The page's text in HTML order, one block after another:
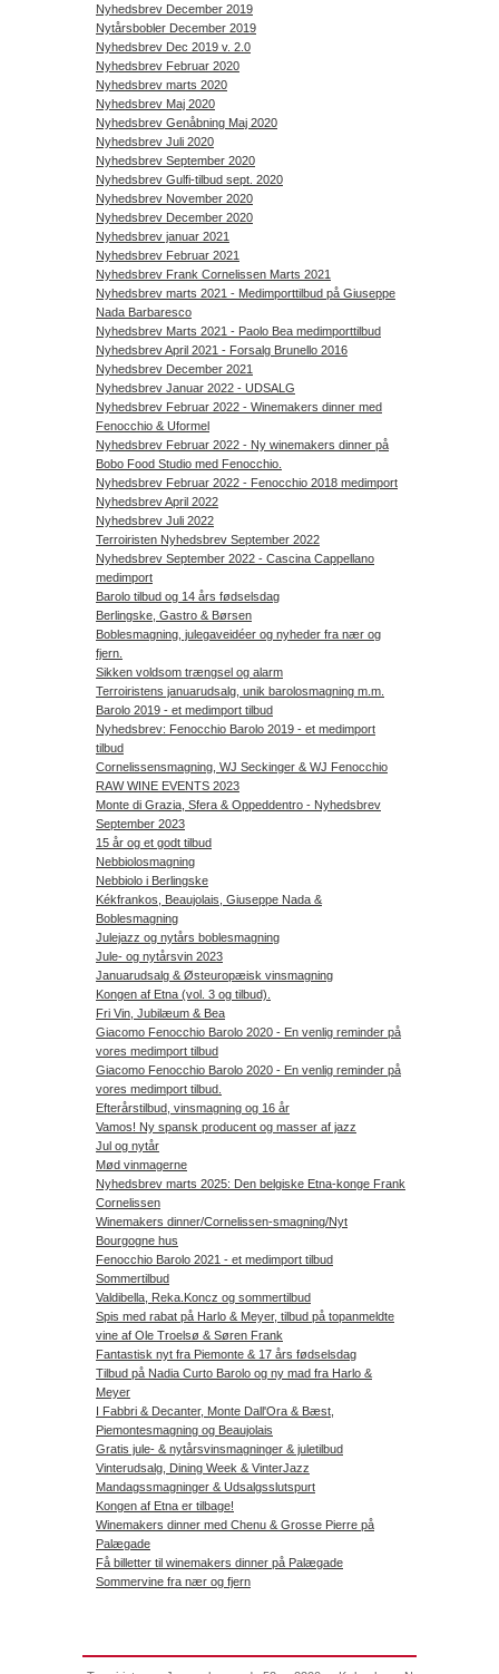
Nyhedsbrev December 2019
Nytårsbobler December 2019
Nyhedsbrev Dec 2019 v. 2.0
Nyhedsbrev Februar 2020
Nyhedsbrev marts 2020
Nyhedsbrev Maj 2020
Nyhedsbrev Genåbning Maj 2020
Nyhedsbrev Juli 2020
Nyhedsbrev September 2020
Nyhedsbrev Gulfi-tilbud sept. 2020
Nyhedsbrev November 2020
Nyhedsbrev December 2020
Nyhedsbrev januar 2021
Nyhedsbrev Februar 2021
Nyhedsbrev Frank Cornelissen Marts 2021
Nyhedsbrev marts 2021 - Medimporttilbud på Giuseppe
Nada Barbaresco
Nyhedsbrev Marts 2021 - Paolo Bea medimporttilbud
Nyhedsbrev April 2021 - Forsalg Brunello 2016
Nyhedsbrev December 2021
Nyhedsbrev Januar 2022 - UDSALG
Nyhedsbrev Februar 2022 - Winemakers dinner med
Fenocchio & Uformel
Nyhedsbrev Februar 2022 - Ny winemakers dinner på
Bobo Food Studio med Fenocchio.
Nyhedsbrev Februar 2022 - Fenocchio 2018 medimport
Nyhedsbrev April 2022
Nyhedsbrev Juli 2022
Terroiristen Nyhedsbrev September 2022
Nyhedsbrev September 2022 - Cascina Cappellano
medimport
Barolo tilbud og 14 års fødselsdag
Berlingske, Gastro & Børsen
Boblesmagning, julegaveidéer og nyheder fra nær og
fjern.
Sikken voldsom trængsel og alarm
Terroiristens januarudsalg, unik barolosmagning m.m.
Barolo 2019 - et medimport tilbud
Nyhedsbrev: Fenocchio Barolo 2019 - et medimport
tilbud
Cornelissensmagning, WJ Seckinger & WJ Fenocchio
RAW WINE EVENTS 2023
Monte di Grazia, Sfera & Oppeddentro - Nyhedsbrev
September 2023
15 år og et godt tilbud
Nebbiolosmagning
Nebbiolo i Berlingske
Kékfrankos, Beaujolais, Giuseppe Nada &
Boblesmagning
Julejazz og nytårs boblesmagning
Jule- og nytårsvin 2023
Januarudsalg & Østeuropæisk vinsmagning
Kongen af Etna (vol. 3 og tilbud).
Fri Vin, Jubilæum & Bea
Giacomo Fenocchio Barolo 2020 - En venlig reminder på
vores medimport tilbud
Giacomo Fenocchio Barolo 2020 - En venlig reminder på
vores medimport tilbud.
Efterårstilbud, vinsmagning og 16 år
Vamos! Ny spansk producent og masser af jazz
Jul og nytår
Mød vinmagerne
Nyhedsbrev marts 2025: Den belgiske Etna-konge Frank
Cornelissen
Winemakers dinner/Cornelissen-smagning/Nyt
Bourgogne hus
Fenocchio Barolo 2021 - et medimport tilbud
Sommertilbud
Valdibella, Reka.Koncz og sommertilbud
Spis med rabat på Harlo & Meyer, tilbud på topanmeldte
vine af Ole Troelsø & Søren Frank
Fantastisk nyt fra Piemonte & 17 års fødselsdag
Tilbud på Nadia Curto Barolo og ny mad fra Harlo &
Meyer
I Fabbri & Decanter, Monte Dall'Ora & Bæst,
Piemontesmagning og Beaujolais
Gratis jule- & nytårsvinsmagninger & juletilbud
Vinterudsalg, Dining Week & VinterJazz
Mandagssmagninger & Udsalgsslutspurt
Kongen af Etna er tilbage!
Winemakers dinner med Chenu & Grosse Pierre på
Palægade
Få billetter til winemakers dinner på Palægade
Sommervine fra nær og fjern